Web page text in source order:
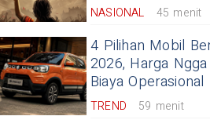
NASIONAL 45 menit
4 Pilihan Mobil
2026, Harga
Biaya
TREND 59 menit